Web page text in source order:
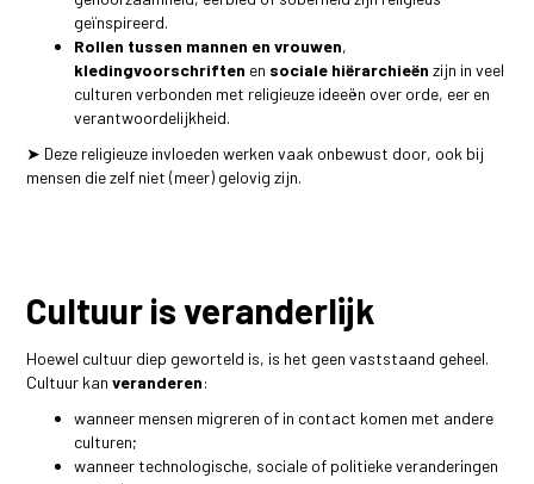
geïnspireerd.
Rollen tussen mannen en vrouwen,
kledingvoorschriften en sociale hiërarchieën zijn in veel
culturen verbonden met religieuze ideeën over orde, eer en
verantwoordelijkheid.
➤ Deze religieuze invloeden werken vaak onbewust door, ook bij
mensen die zelf niet (meer) gelovig zijn.
Cultuur is veranderlijk
Hoewel cultuur diep geworteld is, is het geen vaststaand geheel.
Cultuur kanveranderen:
wanneer mensen migreren of in contact komen met andere
culturen;
wanneer technologische, sociale of politieke veranderingen